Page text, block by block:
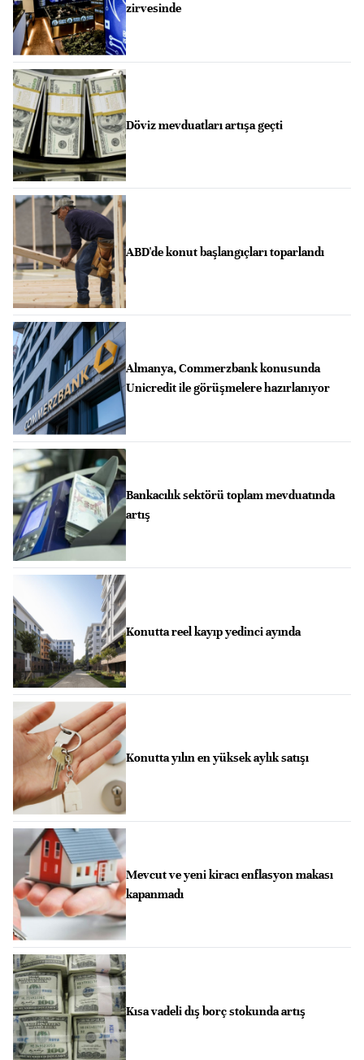
zirvesinde
Döviz mevduatları artışa geçti
ABD'de konut başlangıçları toparlandı
Almanya, Commerzbank konusunda
Unicredit ile görüşmelere hazırlanıyor
Bankacılık sektörü toplam mevduatında
artış
Konutta reel kayıp yedinci ayında
Konutta yılın en yüksek aylık satışı
Mevcut ve yeni kiracı enflasyon makası
kapanmadı
Kısa vadeli dış borç stokunda artış